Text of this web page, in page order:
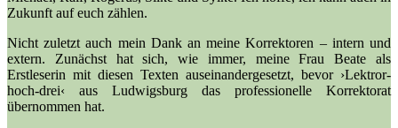
Zukunft auf euch zählen.
Nicht zuletzt auch mein Dank an meine Korrektoren – intern und
extern. Zunächst hat sich, wie immer, meine Frau Beate als
Erstleserin mit diesen Texten auseinandergesetzt, bevor ›Lektror-
hoch-drei‹ aus Ludwigsburg das professionelle Korrektorat
übernommen hat.